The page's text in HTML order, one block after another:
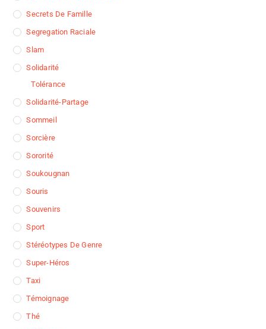
Secrets De Famille
Segregation Raciale
Slam
Solidarité
Tolérance
Solidarité-Partage
Sommeil
Sorcière
Sororité
Soukougnan
Souris
Souvenirs
Sport
Stéréotypes De Genre
Super-Héros
Taxi
Témoignage
Thé